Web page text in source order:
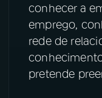
ACOMPANHE A
YouTube
conhecer a
emprego,
rede de
pretende